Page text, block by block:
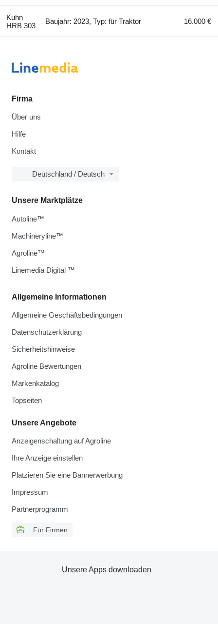
Kuhn
HRB 303
Baujahr: 2023, Typ: für Traktor 16.000 €
Firma
Über uns
Hilfe
Kontakt
Deutschland / Deutsch
Allgemeine Informationen
Allgemeine Geschäftsbedingungen
Datenschutzerklärung
Sicherheitshinweise
Agroline Bewertungen
Markenkatalog
Topseiten
Unsere Angebote
Anzeigenschaltung auf Agroline
Ihre Anzeige einstellen
Platzieren Sie eine Bannerwerbung
Impressum
Partnerprogramm
Für Firmen
Unsere Marktplätze
Autoline™
Machineryline™
Agroline™
Linemedia Digital ™
Unsere Apps downloaden